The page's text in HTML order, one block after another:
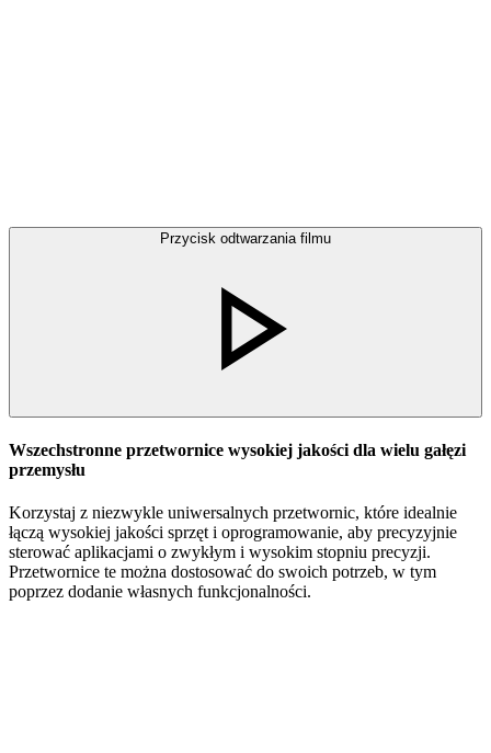
Przycisk odtwarzania filmu
Wszechstronne przetwornice wysokiej jakości dla wielu gałęzi
przemysłu
Korzystaj z niezwykle uniwersalnych przetwornic, które idealnie
łączą wysokiej jakości sprzęt i oprogramowanie, aby precyzyjnie
sterować aplikacjami o zwykłym i wysokim stopniu precyzji.
Przetwornice te można dostosować do swoich potrzeb, w tym
poprzez dodanie własnych funkcjonalności.